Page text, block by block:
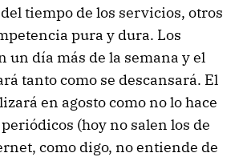
tiempo de los servicios, otros
pura y dura. Los
un día más de la semana y el
tanto como se descansará. El
en agosto como no lo hace
(hoy no salen los de
como digo, no entiende de